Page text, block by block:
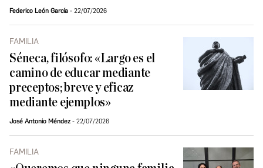
Federico León García 22/07/2026
FAMILIA
Séneca, filósofo: «Largo es el
camino de educar mediante
preceptos; breve y eficaz
mediante ejemplos»
José Antonio Méndez 22/07/2026
FAMILIA